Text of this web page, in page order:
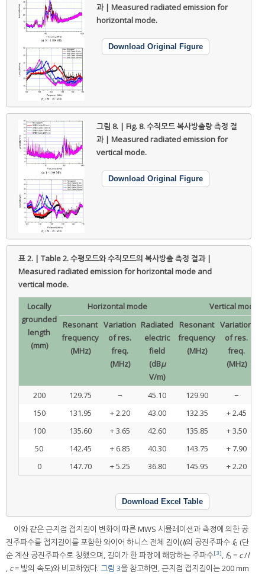
과 | Measured radiated emission for
horizontal mode.
Download Original Figure
그림 8. | Fig. 8.수직모드 복사방출량 측정 결
과 | Measured radiated emission for
vertical mode.
Download Original Figure
표 2. | Table 2.수평모드와 수직모드의 복사방출 측정 결과 |
Measured radiated emission for horizontal mode and
vertical mode.
Locally
grounded
length
(mm)
Horizontal mode
Vertical mode
Resonant
frequency
(MHz)
Variation
of res.
freq.
(MHz)
Radiated
electric
field
(dBμ
V/m)
Resonant
frequency
(MHz)
Variation
of res.
freq.
(MHz)
200 129.75 − 45.10 129.90 −
150
131.95 + 2.20 43.00 132.35 + 2.45
100
135.60 + 3.65 42.60 135.85 + 3.50
50
142.45 + 6.85 40.30 143.75 + 7.90
0
147.70 + 5.25 36.80 145.95 + 2.20
Download Excel Table
이와 같은 근지점 접지길이 변화에 따른 MWS 시뮬레이션과 측정에 의한 공
진주파수를 접지길이를 포함한 와이어 하니스 전체 길이(l)의 공진주파수 f0 (단
순 계산 공진주파수로 칭했으며, 길이가 한 파장에 해당하는 주파수[3], f0 = c/l
, c= 빛의 속도)와 비교하였다. 그림 3을 참고하면, 근지점 접지길이는 200 mm